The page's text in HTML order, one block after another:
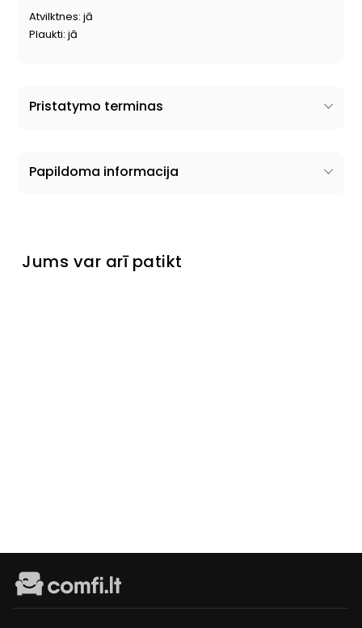
Atvilktnes: jā
Plaukti: jā
Pristatymo terminas
Papildoma informacija
Jums var arī patikt